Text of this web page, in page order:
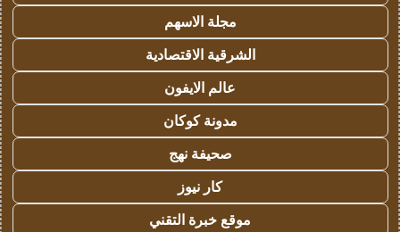
مجلة الاسهم
الشرقية الاقتصادية
عالم الايفون
مدونة كوكان
صحيفة نهج
كار نيوز
موقع خبرة التقني